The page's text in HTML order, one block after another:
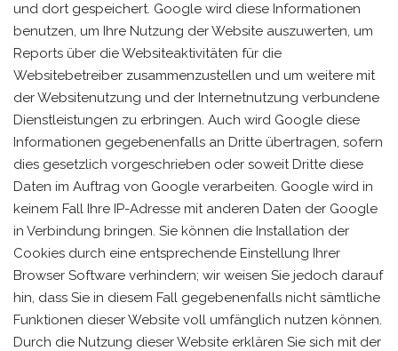
und dort gespeichert. Google wird diese Informationen
benutzen, um Ihre Nutzung der Website auszuwerten, um
Reports über die Websiteaktivitäten für die
Websitebetreiber zusammenzustellen und um weitere mit
der Websitenutzung und der Internetnutzung verbundene
Dienstleistungen zu erbringen. Auch wird Google diese
Informationen gegebenenfalls an Dritte übertragen, sofern
dies gesetzlich vorgeschrieben oder soweit Dritte diese
Daten im Auftrag von Google verarbeiten. Google wird in
keinem Fall Ihre IP-Adresse mit anderen Daten der Google
in Verbindung bringen. Sie können die Installation der
Cookies durch eine entsprechende Einstellung Ihrer
Browser Software verhindern; wir weisen Sie jedoch darauf
hin, dass Sie in diesem Fall gegebenenfalls nicht sämtliche
Funktionen dieser Website voll umfänglich nutzen können.
Durch die Nutzung dieser Website erklären Sie sich mit der